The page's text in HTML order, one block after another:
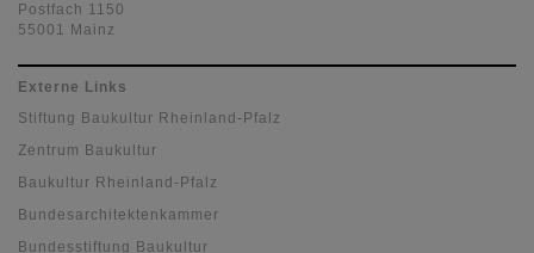
Postfach 1150
55001 Mainz
Externe Links
Stiftung Baukultur Rheinland-Pfalz
Zentrum Baukultur
Baukultur Rheinland-Pfalz
Bundesarchitektenkammer
Bundesstiftung Baukultur